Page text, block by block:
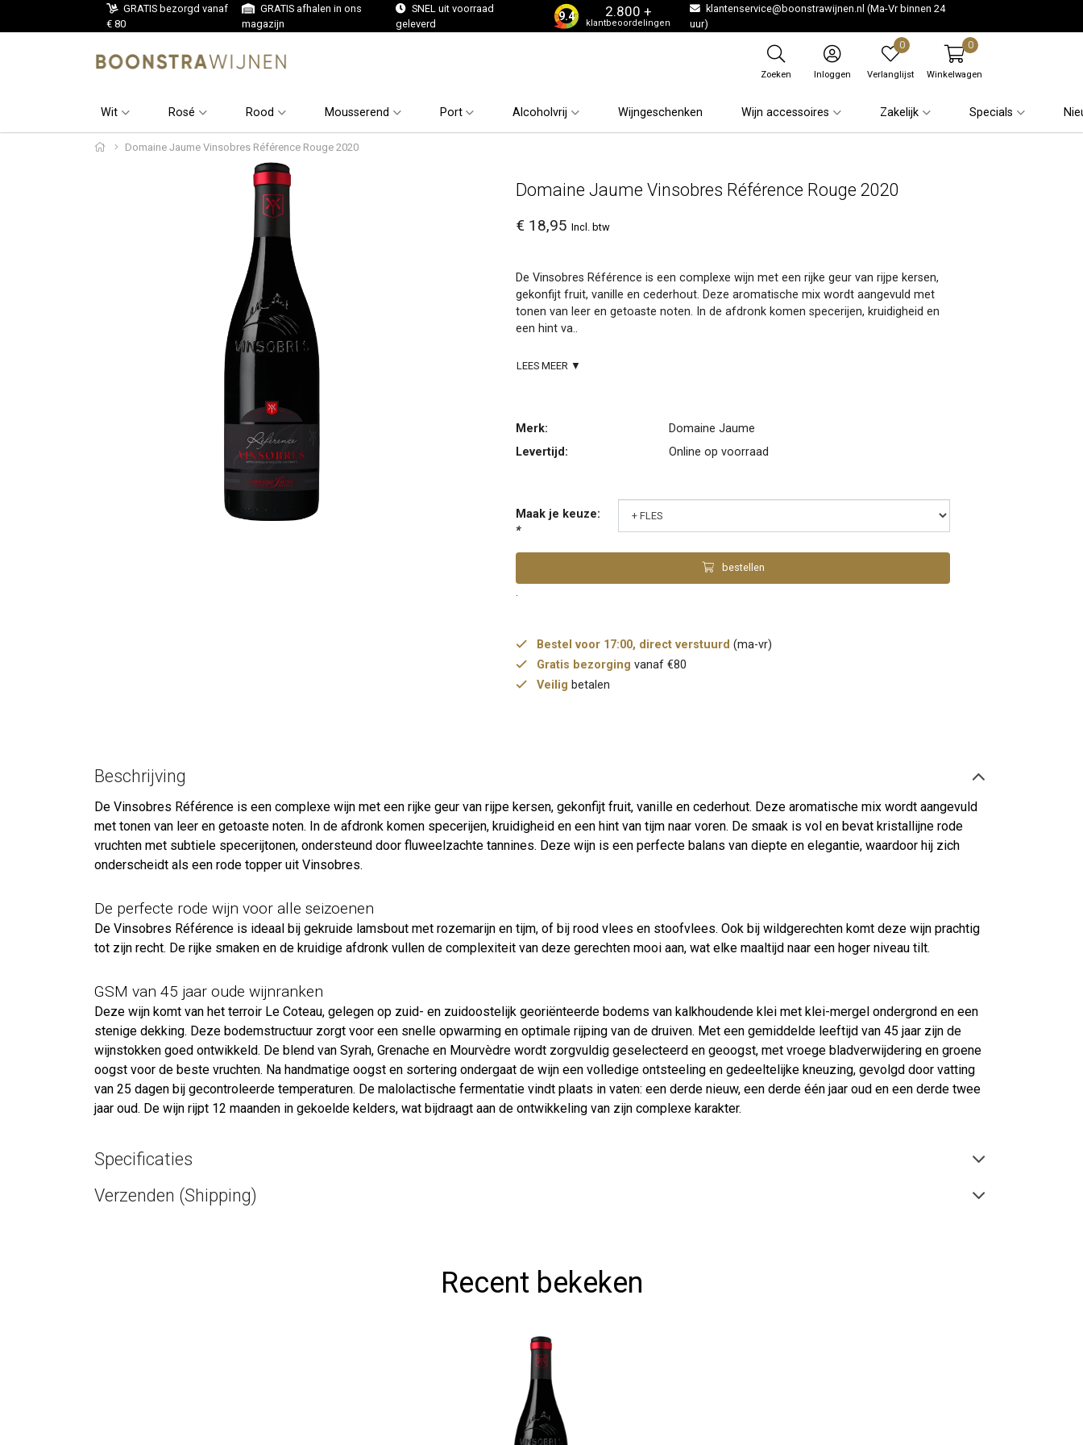
GRATIS bezorgd vanaf
€ 80
GRATIS afhalen in ons
magazijn
SNEL uit voorraad
geleverd
9.4 2.800 +
klantbeoordelingen
klantenservice@boonstrawijnen.nl (Ma-Vr binnen 24
uur)
Zoeken Inloggen
0
Verlanglijst
0
Winkelwagen
Wit Rosé Rood Mousserend Port Alcoholvrij Wijngeschenken Wijn accessoires Zakelijk Specials
Domaine Jaume Vinsobres Référence Rouge 2020
Domaine Jaume Vinsobres Référence Rouge 2020
€ 18,95 Incl. btw
De Vinsobres Référence is een complexe wijn met een rijke geur van rijpe kersen,
gekonfijt fruit, vanille en cederhout. Deze aromatische mix wordt aangevuld met
tonen van leer en getoaste noten. In de afdronk komen specerijen, kruidigheid en
een hint va..
LEES MEER ▼
Merk:
Domaine Jaume
Levertijd:
Online op voorraad
Maak je keuze:
*
bestellen
.
Bestel voor 17:00, direct verstuurd (ma-vr)
Gratis bezorging vanaf €80
Veilig betalen
Beschrijving
De Vinsobres Référence is een complexe wijn met een rijke geur van rijpe kersen, gekonfijt fruit, vanille en cederhout. Deze aromatische mix wordt aangevuld
met tonen van leer en getoaste noten. In de afdronk komen specerijen, kruidigheid en een hint van tijm naar voren. De smaak is vol en bevat kristallijne rode
vruchten met subtiele specerijtonen, ondersteund door fluweelzachte tannines. Deze wijn is een perfecte balans van diepte en elegantie, waardoor hij zich
onderscheidt als een rode topper uit Vinsobres.
De perfecte rode wijn voor alle seizoenen
De Vinsobres Référence is ideaal bij gekruide lamsbout met rozemarijn en tijm, of bij rood vlees en stoofvlees. Ook bij wildgerechten komt deze wijn prachtig
tot zijn recht. De rijke smaken en de kruidige afdronk vullen de complexiteit van deze gerechten mooi aan, wat elke maaltijd naar een hoger niveau tilt.
GSM van 45 jaar oude wijnranken
Deze wijn komt van het terroir Le Coteau, gelegen op zuid- en zuidoostelijk georiënteerde bodems van kalkhoudende klei met klei-mergel ondergrond en een
stenige dekking. Deze bodemstructuur zorgt voor een snelle opwarming en optimale rijping van de druiven. Met een gemiddelde leeftijd van 45 jaar zijn de
wijnstokken goed ontwikkeld. De blend van Syrah, Grenache en Mourvèdre wordt zorgvuldig geselecteerd en geoogst, met vroege bladverwijdering en groene
oogst voor de beste vruchten. Na handmatige oogst en sortering ondergaat de wijn een volledige ontsteeling en gedeeltelijke kneuzing, gevolgd door vatting
van 25 dagen bij gecontroleerde temperaturen. De malolactische fermentatie vindt plaats in vaten: een derde nieuw, een derde één jaar oud en een derde twee
jaar oud. De wijn rijpt 12 maanden in gekoelde kelders, wat bijdraagt aan de ontwikkeling van zijn complexe karakter.
Specificaties
Verzenden (Shipping)
Recent bekeken